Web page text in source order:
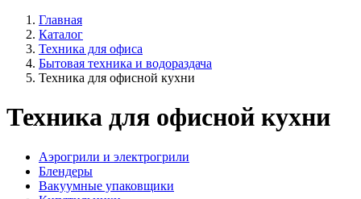
Главная
Каталог
Техника для офиса
Бытовая техника и водораздача
Техника для офисной кухни
Техника для офисной кухни
Аэрогрили и электрогрили
Блендеры
Вакуумные упаковщики